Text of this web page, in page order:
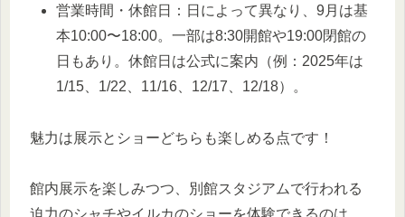
営業時間・休館日：日によって異なり、9月は基
本10:00〜18:00。一部は8:30開館や19:00閉館の
日もあり。休館日は公式に案内（例：2025年は
1/15、1/22、11/16、12/17、12/18）。
魅力は展示とショーどちらも楽しめる点です！
館内展示を楽しみつつ、別館スタジアムで行われる